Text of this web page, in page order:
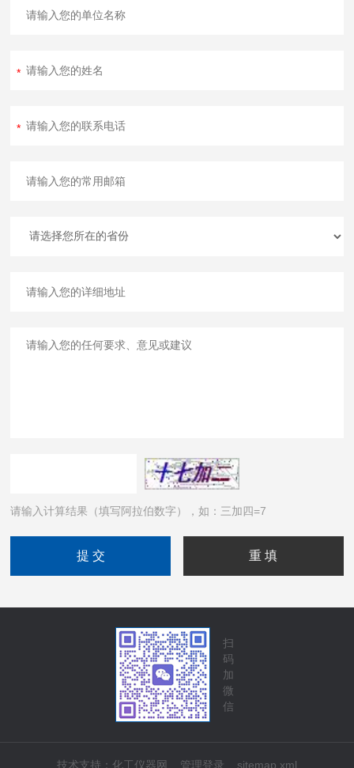
请输入计算结果（填写阿拉伯数字），如：三加四=7
扫
码
加
微
信
技术支持： 化工仪器网 管理登录 sitemap.xml